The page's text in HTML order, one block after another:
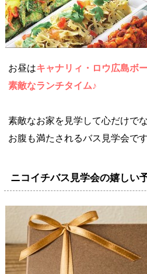
お昼はキャナリィ・ロウ広島ボ
素敵なランチタイム♪
素敵なお家を見学して心だけでな
お腹も満たされるバス見学会です
ニコイチバス見学会の嬉しい